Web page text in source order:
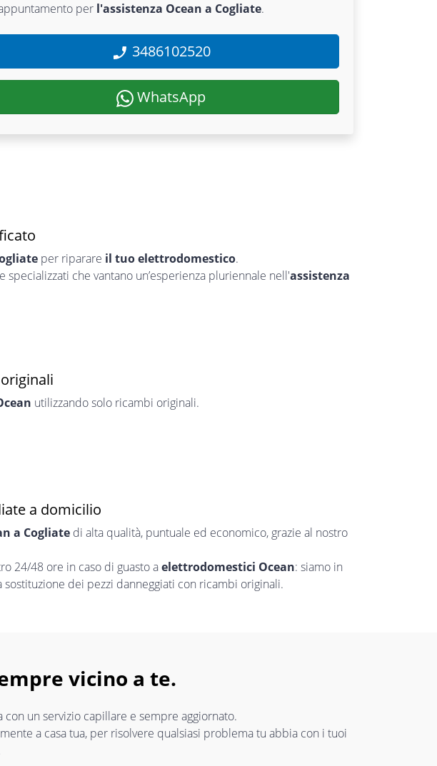
per l'assistenza Ocean a Cogliate.
3486102520
WhatsApp
per riparare il tuo elettrodomestico.
che vantano un’esperienza pluriennale nell'assistenza
utilizzando solo ricambi originali.
a domicilio
a Cogliate di alta qualità, puntuale ed economico, grazie al nostro
24/48 ore in caso di guasto aelettrodomestici Ocean: siamo in
dei pezzi danneggiati con ricambi originali.
vicino a te.
un servizio capillare e sempre aggiornato.
a casa tua, per risolvere qualsiasi problema tu abbia con i tuoi